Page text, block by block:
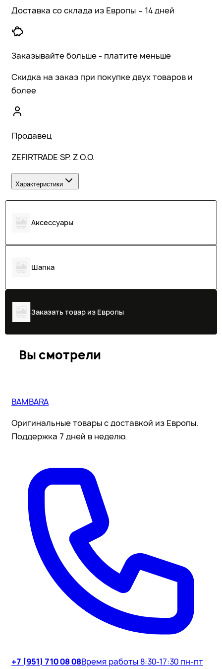
Доставка со склада из Европы ~ 14 дней
Заказывайте больше - платите меньше
Скидка на заказ при покупке двух товаров и
более
Продавец
ZEFIRTRADE SP. Z O.O.
Характеристики
Аксессуары
Шапка
Заказать товар из Европы
Вы смотрели
BAMBARA
Оригинальные товары с доставкой из Европы.
Поддержка 7 дней в неделю.
+7 (951) 710 08 08Время работы 8:30-17:30 пн-пт